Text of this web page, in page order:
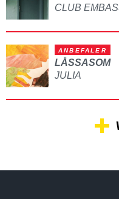
CLUB
ANBEFALER
LÅSSASOM
JULIA